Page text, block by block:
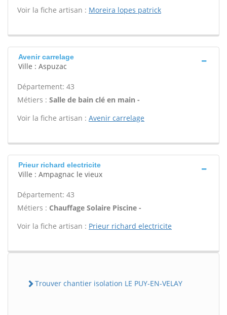
Voir la fiche artisan : Moreira lopes patrick
Avenir carrelage
Ville : Aspuzac
Département: 43
Métiers : Salle de bain clé en main -
Voir la fiche artisan : Avenir carrelage
Prieur richard electricite
Ville : Ampagnac le vieux
Département: 43
Métiers : Chauffage Solaire Piscine -
Voir la fiche artisan : Prieur richard electricite
Trouver chantier isolation LE PUY-EN-VELAY